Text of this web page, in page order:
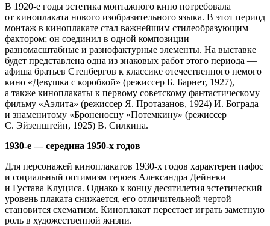
В 1920-е годы эстетика монтажного кино потребовала
от киноплаката нового изобразительного языка. В этот период
монтаж в киноплакате стал важнейшим стилеобразующим
фактором; он соединил в одной композиции
разномасштабные и разнофактурные элементы. На выставке
будет представлена одна из знаковых работ этого периода —
афиша братьев Стенбергов к классике отечественного немого
кино «Девушка с коробкой» (режиссер Б. Барнет, 1927),
а также киноплакаты к первому советскому фантастическому
фильму «Аэлита» (режиссер Я. Протазанов, 1924) И. Бограда
и знаменитому «Броненосцу «Потемкину» (режиссер
С. Эйзенштейн, 1925) В. Силкина.
1930-е — середина 1950-х годов
Для персонажей киноплакатов 1930-х годов характерен пафос
и социальный оптимизм героев Александра Дейнеки
и Густава Клуциса. Однако к концу десятилетия эстетический
уровень плаката снижается, его отличительной чертой
становится схематизм. Киноплакат перестает играть заметную
роль в художественной жизни.